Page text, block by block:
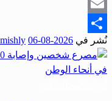
Snapchat
Email
Share
نُشر في 2026-08-06